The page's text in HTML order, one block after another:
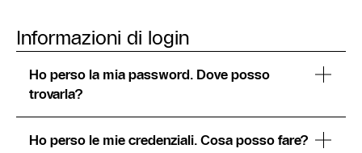
Informazioni di login
Ho perso la mia password. Dove posso
trovarla?
Ho perso le mie credenziali. Cosa posso fare?